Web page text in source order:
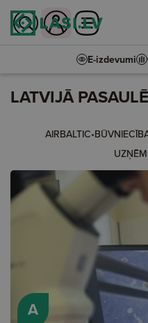
E-izdevumi
LATVIJĀ PASAULĒ
AIRBALTIC•
A